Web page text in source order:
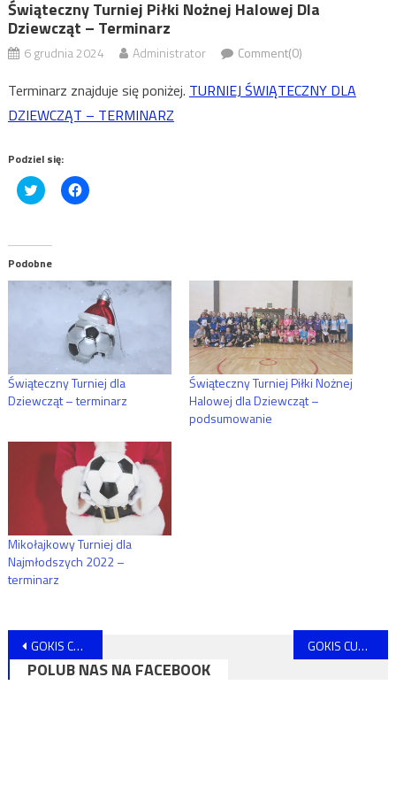
Świąteczny Turniej Piłki Nożnej Halowej Dla
Dziewcząt – Terminarz
6 grudnia 2024 Administrator Comment(0)
Terminarz znajduje się poniżej. TURNIEJ ŚWIĄTECZNY DLA
DZIEWCZĄT – TERMINARZ
Podziel się:
Click
to
(Opens
new
window)
Click
to
window)
Podobne
Świąteczny Turniej dla
Dziewcząt – terminarz
Świąteczny Turniej Piłki Nożnej
Halowej dla Dziewcząt –
podsumowanie
Mikołajkowy Turniej dla
Najmłodszych 2022 –
terminarz
Nawigacja
wpisu
GOKIS CUP – sezon 2024/25 GOKIS CUP – sezon 2024/25 – terminarze
POLUB NAS NA FACEBOOK